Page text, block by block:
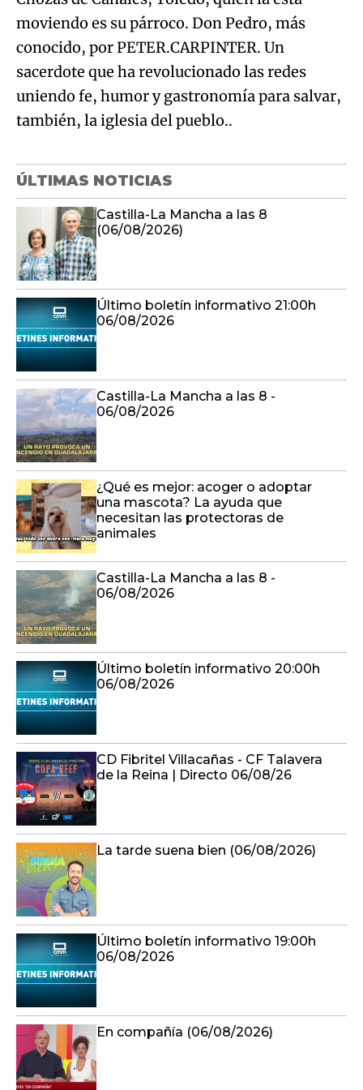
moviendo es su párroco. Don Pedro, más
conocido, por PETER.CARPINTER. Un
sacerdote que ha revolucionado las redes
uniendo fe, humor y gastronomía para salvar,
también, la iglesia del pueblo..
ÚLTIMAS NOTICIAS
Castilla-La Mancha a las 8
(06/08/2026)
Último boletín informativo 21:00h
06/08/2026
Castilla-La Mancha a las 8 -
06/08/2026
¿Qué es mejor: acoger o adoptar
una mascota? La ayuda que
necesitan las protectoras de
animales
Castilla-La Mancha a las 8 -
06/08/2026
Último boletín informativo 20:00h
06/08/2026
CD Fibritel Villacañas - CF Talavera
de la Reina | Directo 06/08/26
La tarde suena bien (06/08/2026)
Último boletín informativo 19:00h
06/08/2026
En compañía (06/08/2026)